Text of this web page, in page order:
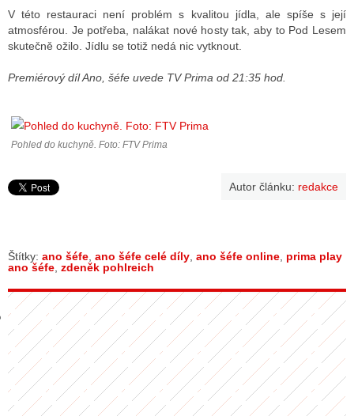
TISK
STÁT BLOGEREM
BLOGERA
DISKUTÉRA NA RADIOTV
STARŠÍCH DISKUZÍ
V této restauraci není problém s kvalitou jídla, ale spíše s její
atmosférou. Je potřeba, nalákat nové hosty tak, aby to Pod Lesem
skutečně ožilo. Jídlu se totiž nedá nic vytknout.
Premiérový díl Ano, šéfe uvede TV Prima od 21:35 hod.
Pohled do kuchyně. Foto: FTV Prima
Autor článku: redakce
Štítky: ano šéfe ano šéfe celé díly ano šéfe online prima play
ano šéfe zdeněk pohlreich